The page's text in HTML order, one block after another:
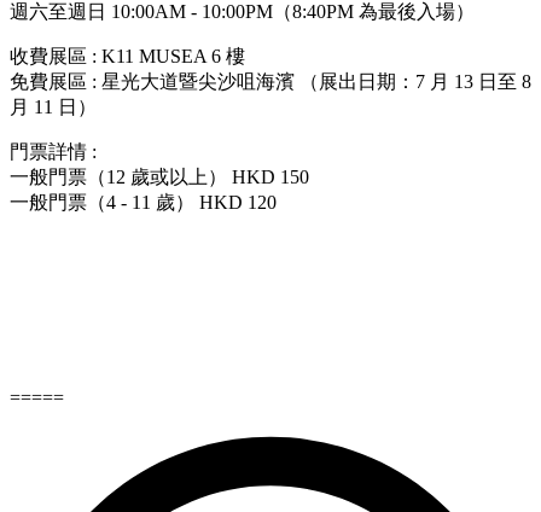
週六至週日 10:00AM - 10:00PM（8:40PM 為最後入場）
收費展區 : K11 MUSEA 6 樓
免費展區 : 星光大道暨尖沙咀海濱 （展出日期：7 月 13 日至 8
月 11 日）
門票詳情 :
一般門票（12 歲或以上） HKD 150
一般門票（4 - 11 歲） HKD 120
=====